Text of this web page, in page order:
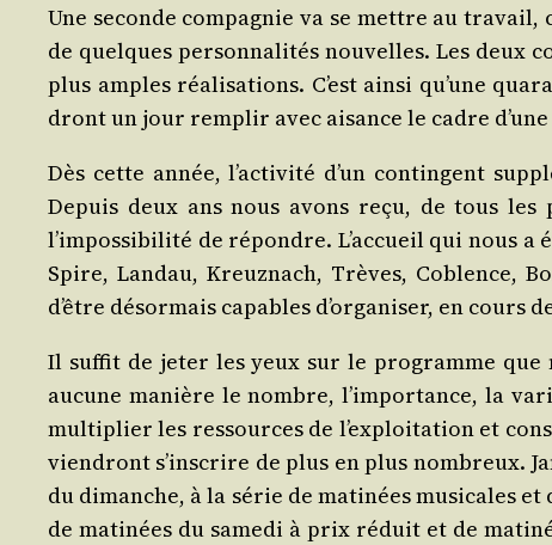
Une seconde com­pa­gnie va se mettre au
de quelques per­son­na­li­tés nou­velles. Les deux
plus amples réa­li­sa­tions. C’est ain­si qu’une
dront un jour rem­plir avec aisance le cadre
Dès cette année, l’activité d’un contin­gent
Depuis deux ans nous avons reçu, de tous
l’impossibilité de répondre. L’accueil qui nous
Spire, Lan­dau, Kreuz­nach, Trèves, Coblence,
d’être désor­mais capables d’organiser, en cours
Il suf­fit de jeter les yeux sur le pro­gramme
aucune manière le nombre, l’importance, la
mul­ti­plier les res­sources de l’exploitation et
vien­dront s’inscrire de plus en plus nom­breux.
du dimanche, à la série de mati­nées musi­cales
de mati­nées du same­di à prix réduit et de